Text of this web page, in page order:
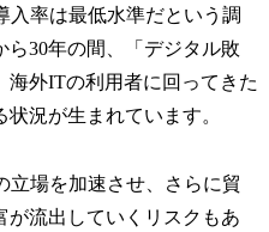
率は最低水準だという調
ら30年の間、「デジタル敗
外ITの利用者に回ってきた
況が生まれています。
場を加速させ、さらに貿
が流出していくリスクもあ